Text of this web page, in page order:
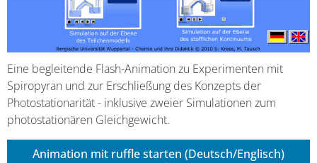
Eine begleitende Flash-Animation zu Experimenten mit
Spiropyran und zur Erschließung des Konzepts der
Photostationarität - inklusive zweier Simulationen zum
photostationären Gleichgewicht.
Animation mit ruffle starten (Deutsch/Englisch)